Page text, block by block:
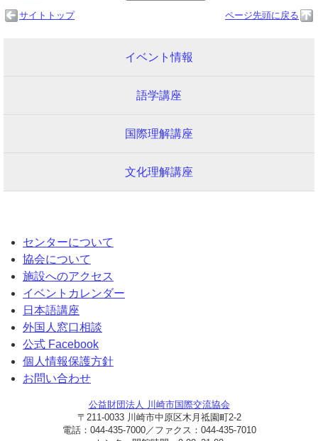
ページ先頭に戻る
サイトトップ
イベント情報
語学講座
国際理解講座
文化理解講座
センターについて
協会について
施設へのアクセス
イベントカレンダー
日本語講座
外国人窓口相談
公式 Facebook
個人情報保護方針
お問い合わせ
公益財団法人 川崎市国際交流協会
〒211-0033 川崎市中原区木月祗園町2-2
電話：044-435-7000／ファクス：044-435-7010